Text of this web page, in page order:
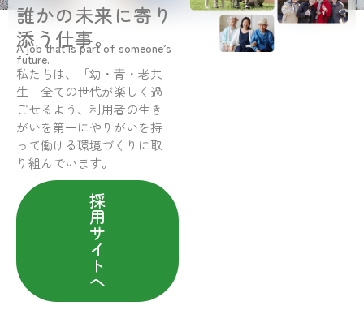
誰かの未来に寄り
添う仕事。
A job that is part of someone’s
future.
私たちは、「幼・青・老共
生」全ての世代が楽しく過
ごせるよう、利用者の生き
がいを第一にやりがいを持
って働ける環境づくりに取
り組んでいます。
採
用
サ
イ
ト
へ